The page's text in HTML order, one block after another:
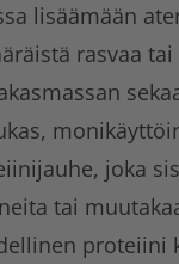
lisäämään
rasvaa tai
joka
tai